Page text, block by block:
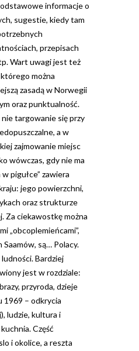
informacje o
sugestie, kiedy tam
przepisach
Wart uwagi jest też
można
zasadą w Norwegii
oraz punktualność.
targowanie się przy
a w
zajmowanie miejsc
wówczas, gdy nie ma
pigułce” zawiera
jego powierzchni,
oraz strukturze
Za ciekawostkę można
„obcoplemieńcami”,
są… Polacy.
Bardziej
jest w rozdziale:
przyroda, dzieje
1969 – odkrycia
ludzie, kultura i
Część
i okolice, a reszta